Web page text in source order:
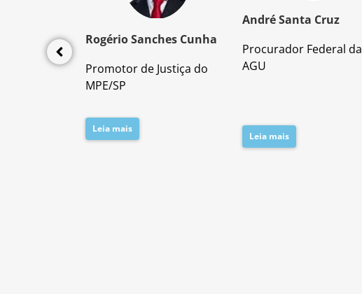
Civil
Rogério Sanches Cunha
Promotor de Justiça do
MPE/SP
Leia mais
André Santa Cruz
Procurador Federal da
AGU
Leia mais